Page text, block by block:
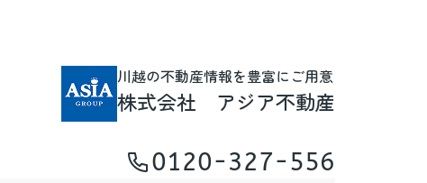
川越の不動産情報を豊富にご用意
株式会社 アジア不動産
0120-327-556